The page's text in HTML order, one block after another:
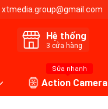
xtmedia.group@gmail.com
Hệ thống
3 cửa hàng
Sửa nhanh
Action Camera